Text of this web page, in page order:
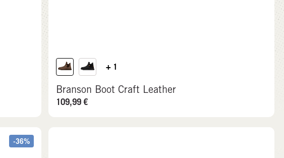
+ 1
Branson Boot Craft Leather
109,99€
-36%